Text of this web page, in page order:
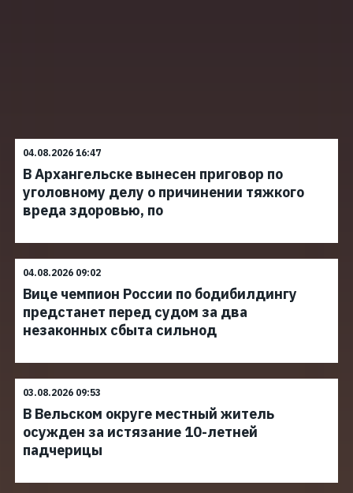
04.08.2026 16:47
В Архангельске вынесен приговор по
уголовному делу о причинении тяжкого
вреда здоровью, по
04.08.2026 09:02
Вице чемпион России по бодибилдингу
предстанет перед судом за два
незаконных сбыта сильнод
03.08.2026 09:53
В Вельском округе местный житель
осужден за истязание 10-летней
падчерицы